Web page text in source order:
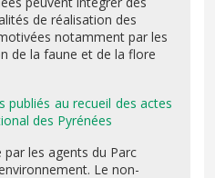
de réalisation des
notamment par les
de la faune et de la flore
publiés au recueil des actes
des Pyrénées
les agents du Parc
Le non-